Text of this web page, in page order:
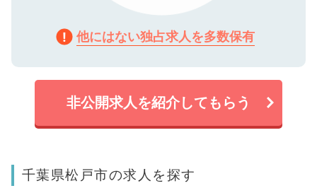
他にはない独占求人を多数保有
非公開求人を紹介してもらう
千葉県松戸市の求人を探す